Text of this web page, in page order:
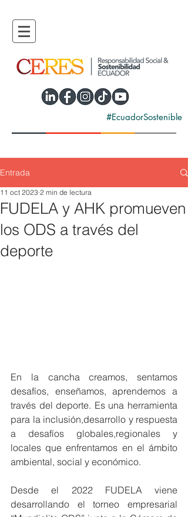
#EcuadorSostenible
Entrada
FUDELA y AHK promueven
los ODS a través del
deporte
11 oct 2023 2 min de lectura
En la cancha creamos, sentamos
desafíos, enseñamos, aprendemos a
través del deporte. Es una herramienta
para la inclusión,desarrollo y respuesta
a desafíos globales,regionales y
locales que enfrentamos en el ámbito
ambiental, social y económico.
Desde el 2022 FUDELA viene
desarrollando el torneo empresarial